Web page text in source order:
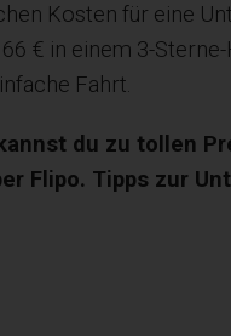
Kosten für eine
€ in einem 3-
Fahrt.
du zu tollen
Flipo. Tipps zur